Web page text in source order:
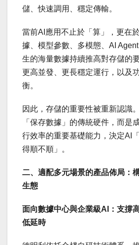
儲、快速調用、穩定傳輸。
當前AI應用不止於「算」，更在
據、模型參數、多模態、AI
生的海量數據持續推高對存儲的
更高並發、更長穩定運行，以及
衡。
因此，存儲的重要性被重新認識
「保存數據」的傳統硬件，而是
行效率的重要基礎能力，決定AI
得順不順」。
二、適配多元場景的產品佈局：
生態
面向數據中心與企業級AI
：支撐
低延時